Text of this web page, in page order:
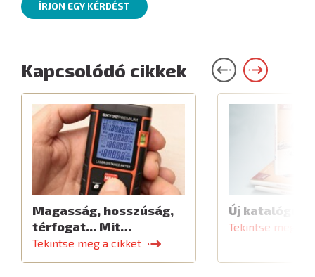
ÍRJON EGY KÉRDÉST
Kapcsolódó cikkek
Magasság, hosszúság,
térfogat... Mit…
Tekintse meg a cikket
Új katalógus
Tekintse meg a